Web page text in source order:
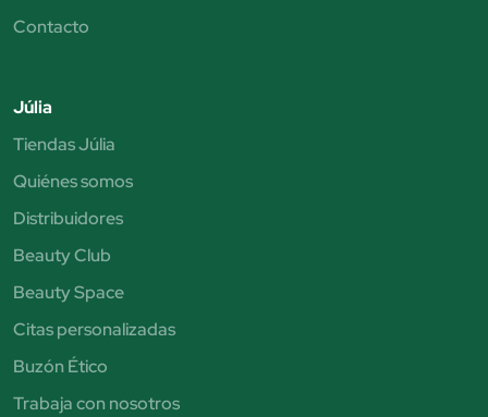
Contacto
Júlia
Tiendas Júlia
Quiénes somos
Distribuidores
Beauty Club
Beauty Space
Citas personalizadas
Buzón Ético
Trabaja con nosotros